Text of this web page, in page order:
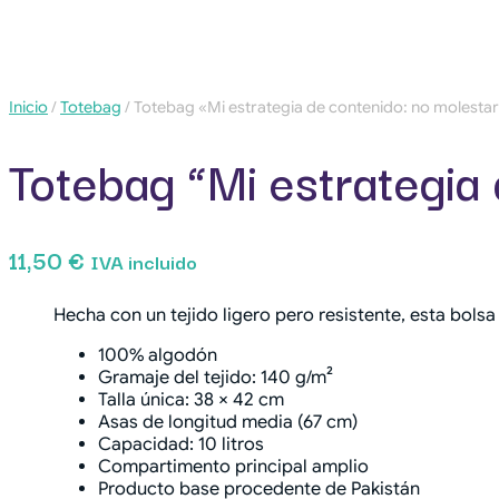
Inicio/Totebag / Totebag «Mi estrategia de contenido: no
Totebag “Mi
11,50€ IVA incluido
Hecha con un tejido ligero pero resistente, esta
100% algodón
Gramaje del tejido: 140 g/m²
Talla única: 38 × 42 cm
Asas de longitud media (67 cm)
Capacidad: 10 litros
Compartimento principal amplio
Producto base procedente de Pakistán